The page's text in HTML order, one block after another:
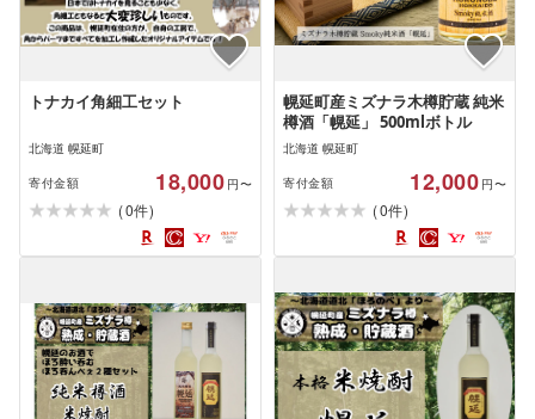
トナカイ角細工セット
北海道 幌延町
寄付金額 18,000 円〜
(0件)
幌延町産ミズナラ木樽貯蔵 純米
樽酒「幌延」 500mlボトル
北海道 幌延町
寄付金額 12,000 円〜
(0件)